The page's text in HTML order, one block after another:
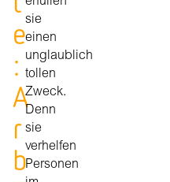
e
:
A
r
b
sie
einen
unglaublich
tollen
Zweck.
Denn
sie
verhelfen
Personen